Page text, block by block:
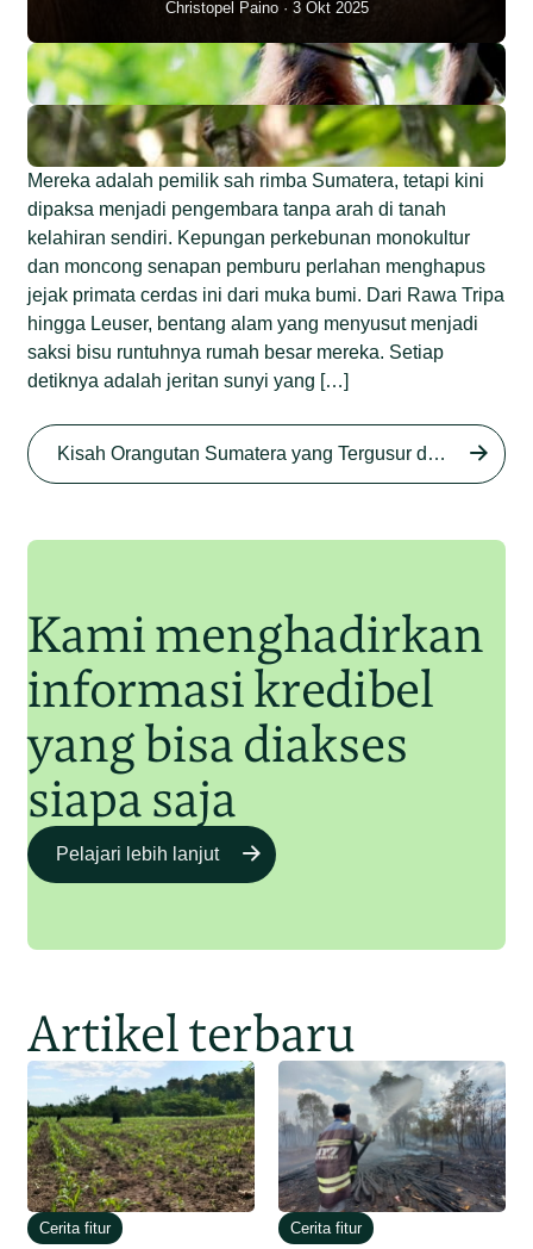
Christopel Paino 3 Okt 2025
Sumatera di Rawa Tripa
Junaidi Hanafiah 27 Agu 2025
Begini Modus Perburuan
Mereka adalah pemilik sah rimba Sumatera, tetapi kini
dipaksa menjadi pengembara tanpa arah di tanah
kelahiran sendiri. Kepungan perkebunan monokultur
dan moncong senapan pemburu perlahan menghapus
jejak primata cerdas ini dari muka bumi. Dari Rawa Tripa
hingga Leuser, bentang alam yang menyusut menjadi
saksi bisu runtuhnya rumah besar mereka. Setiap
detiknya adalah jeritan sunyi yang […]
Kisah Orangutan Sumatera yang Tergusur dari Rumah Sendiri series
Kami menghadirkan
informasi kredibel
yang bisa diakses
siapa saja
Pelajari lebih lanjut
Artikel terbaru
Cerita fitur Cerita fitur